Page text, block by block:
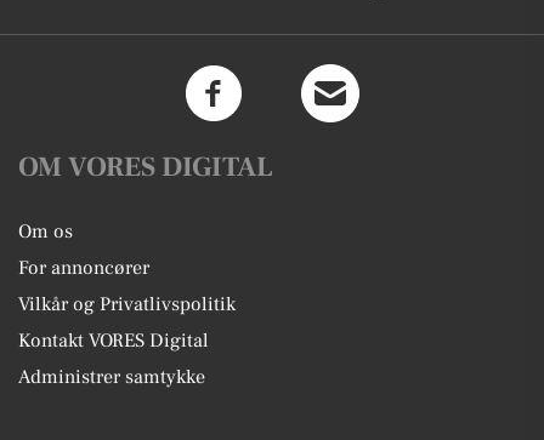
OM VORES DIGITAL
Om os
For annoncører
Vilkår og Privatlivspolitik
Kontakt VORES Digital
Administrer samtykke